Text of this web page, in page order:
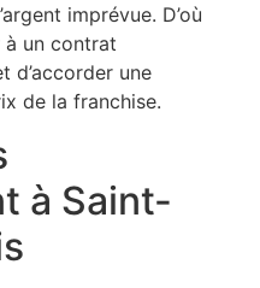
imprévue. D’où
à un contrat
d’accorder une
de la franchise.
à Saint-